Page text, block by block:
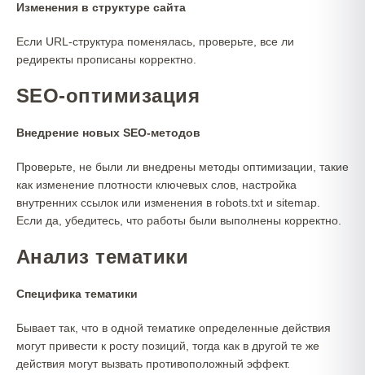
Изменения в структуре сайта
Если URL-структура поменялась, проверьте, все ли
редиректы прописаны корректно.
SEO-оптимизация
Внедрение новых SEO-методов
Проверьте, не были ли внедрены методы оптимизации, такие
как изменение плотности ключевых слов, настройка
внутренних ссылок или изменения в robots.txt и sitemap.
Если да, убедитесь, что работы были выполнены корректно.
Анализ тематики
Специфика тематики
Бывает так, что в одной тематике определенные действия
могут привести к росту позиций, тогда как в другой те же
действия могут вызвать противоположный эффект.